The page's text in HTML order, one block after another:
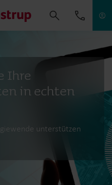
Ihre
in echten
unterstützen